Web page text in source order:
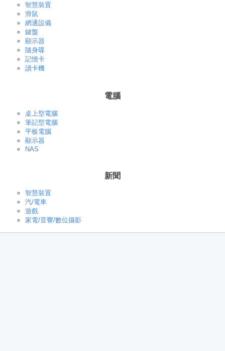
智慧裝置
滑鼠
網通設備
鍵盤
顯示器
隨身碟
記憶卡
讀卡機
電腦
桌上型電腦
筆記型電腦
平板電腦
顯示器
NAS
新聞
智慧裝置
汽/電車
遊戲
家電/音響/數位攝影